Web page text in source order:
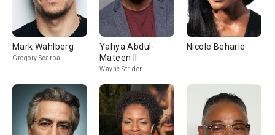
Mark Wahlberg
Gregory Scarpa
Yahya Abdul-
Mateen II
Wayne Strider
Nicole Beharie